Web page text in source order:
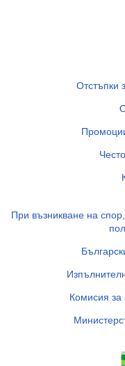
Отстъпки
При възникване на
Комисия за